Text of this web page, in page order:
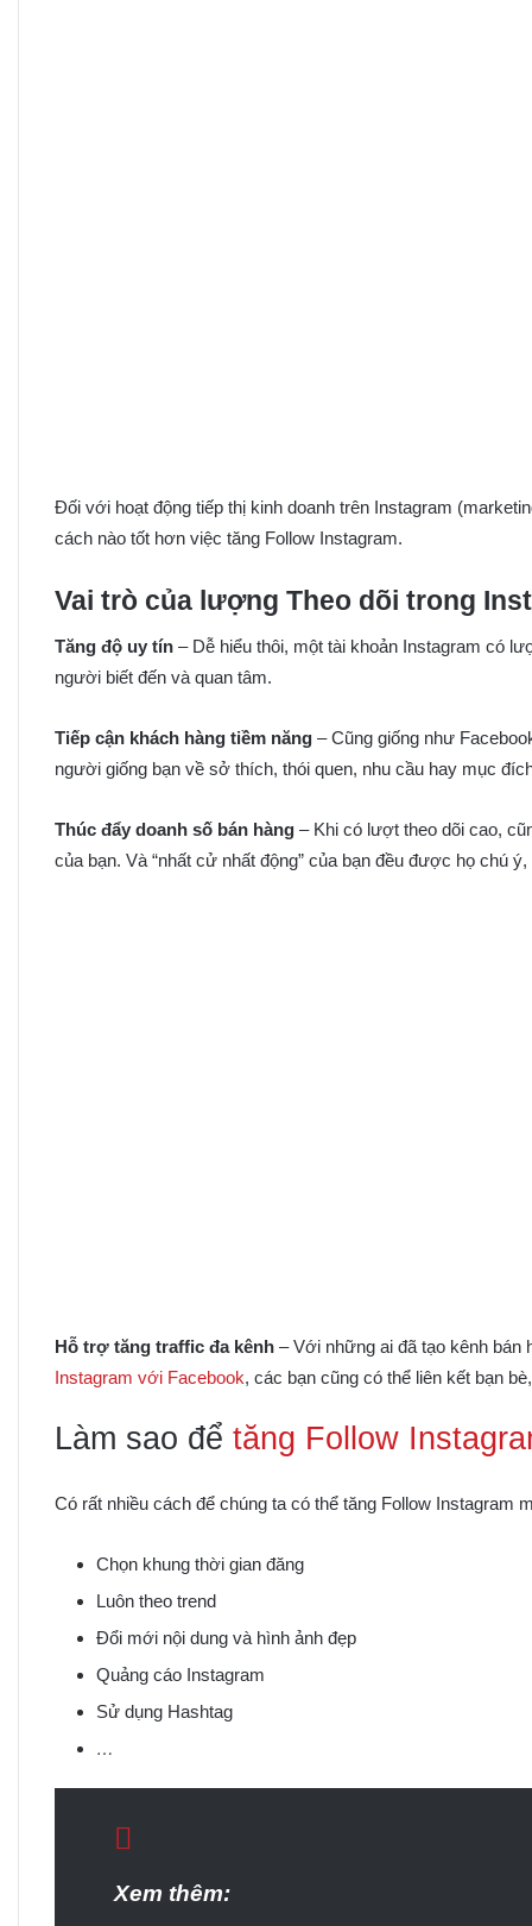
Đối với hoạt động tiếp thị kinh doanh trên Instagram
cách nào tốt hơn việc tăng Follow Instagram.
Vai trò của lượng Theo dõi trong
Tăng độ uy tín – Dễ hiểu thôi, một tài khoản Instagram có
người biết đến và quan tâm.
Tiếp cận khách hàng tiềm năng – Cũng giống như
người giống bạn về sở thích, thói quen, nhu cầu hay mục
Thúc đẩy doanh số bán hàng – Khi có lượt theo dõi cao,
của bạn. Và “nhất cử nhất động” của bạn đều được họ chú
Hỗ trợ tăng traffic đa kênh – Với những ai đã tạo kênh bán
Instagram với Facebook, các bạn cũng có thể liên kết bạn
Làm sao để tăng Follow
Có rất nhiều cách để chúng ta có thể tăng Follow Instagram
Chọn khung thời gian đăng
Luôn theo trend
Đổi mới nội dung và hình ảnh đẹp
Quảng cáo Instagram
Sử dụng Hashtag
…
Xem thêm: